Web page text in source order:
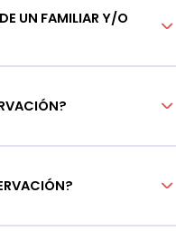
UN FAMILIAR Y/O